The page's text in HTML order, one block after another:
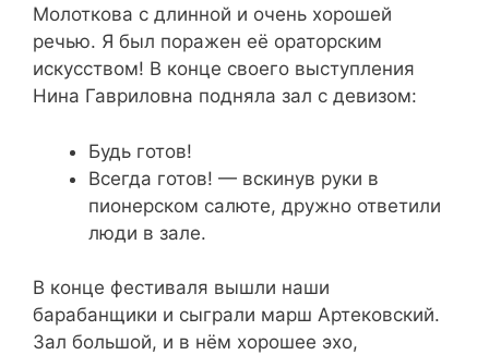
Молоткова с длинной и очень хорошей
речью. Я был поражен её ораторским
искусством! В конце своего выступления
Нина Гавриловна подняла зал с девизом:
Будь готов!
Всегда готов! — вскинув руки в
пионерском салюте, дружно ответили
люди в зале.
В конце фестиваля вышли наши
барабанщики и сыграли марш Артековский.
Зал большой, и в нём хорошее эхо,